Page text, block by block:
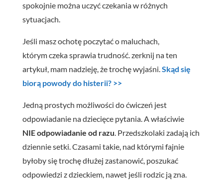
spokojnie można uczyć czekania w różnych
sytuacjach.
Jeśli masz ochotę poczytać o maluchach,
którym czeka sprawia trudność. zerknij na ten
artykuł, mam nadzieję, że trochę wyjaśni.Skąd się
biorą powody do histerii? >>
Jedną prostych możliwości do ćwiczeń jest
odpowiadanie na dziecięce pytania. A właściwie
NIE odpowiadanie od razu. Przedszkolaki zadają ich
dziennie setki. Czasami takie, nad którymi fajnie
byłoby się trochę dłużej zastanowić, poszukać
odpowiedzi z dzieckiem, nawet jeśli rodzic ją zna.